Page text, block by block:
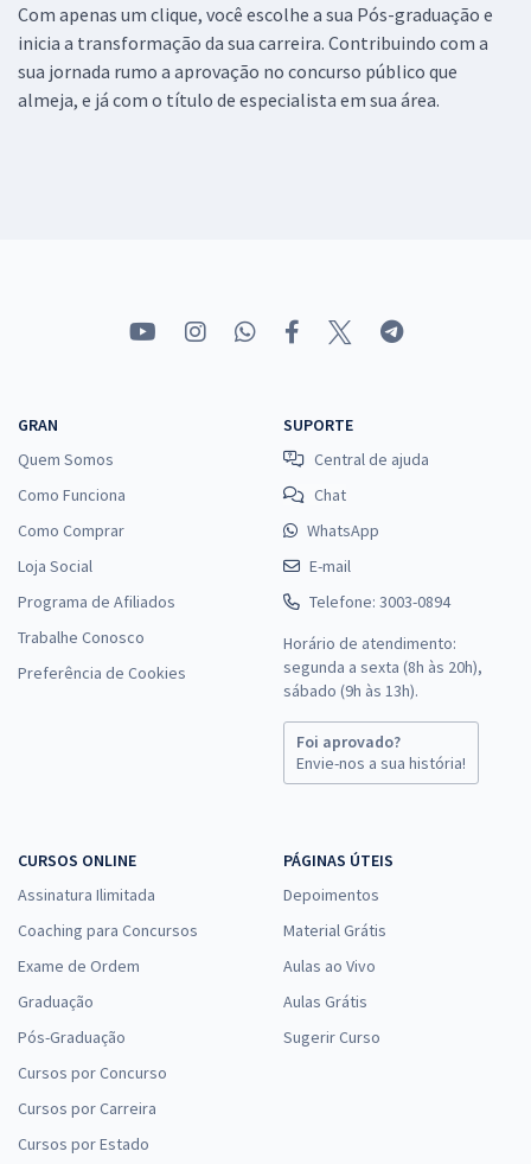
Com apenas um clique, você escolhe a sua Pós-graduação e
inicia a transformação da sua carreira. Contribuindo com a
sua jornada rumo a aprovação no concurso público que
almeja, e já com o título de especialista em sua área.
GRAN
Quem Somos
Como Funciona
Como Comprar
Loja Social
Programa de Afiliados
Trabalhe Conosco
Preferência de Cookies
SUPORTE
Central de ajuda
Chat
WhatsApp
E-mail
Telefone: 3003-0894
Horário de atendimento:
segunda a sexta (8h às 20h),
sábado (9h às 13h).
Foi aprovado?
Envie-nos a sua história!
CURSOS ONLINE
Assinatura Ilimitada
Coaching para Concursos
Exame de Ordem
Graduação
Pós-Graduação
Cursos por Concurso
Cursos por Carreira
Cursos por Estado
PÁGINAS ÚTEIS
Depoimentos
Material Grátis
Aulas ao Vivo
Aulas Grátis
Sugerir Curso